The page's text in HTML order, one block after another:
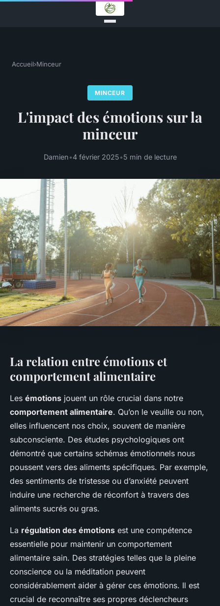
Accueil›Minceur
MINCEUR
L'impact des émotions sur la
minceur
Damien•4 février 2025•5 min de lecture
La relation entre émotions et
comportement alimentaire
Les émotions jouent un rôle crucial dans notre
comportement alimentaire. Qu’on le veuille ou non,
elles influencent nos choix, souvent de manière
subconsciente. Des études psychologiques ont
démontré que certains schémas émotionnels nous
poussent vers des aliments spécifiques. Par exemple,
des sentiments de tristesse ou d’anxiété peuvent
induire une recherche de réconfort à travers des
aliments sucrés ou gras.
La régulation des émotions est une compétence
essentielle pour maintenir un comportement
alimentaire sain. Des stratégies telles que la pleine
conscience ou la méditation peuvent
considérablement aider à gérer ces émotions. Il est
crucial de reconnaître ses propres déclencheurs